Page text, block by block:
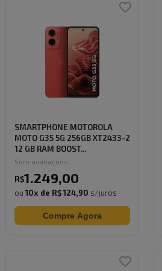
SMARTPHONE MOTOROLA
MOTO G35 5G 256GB XT2433-2
12 GB RAM BOOST...
Sem avaliações
R$1.249,00
ou 10x de R$ 124,90 s/juros
Compre Agora